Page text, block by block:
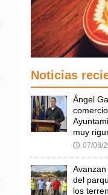
Noticias
Ángel
muy
🕔 07/08/
del
los